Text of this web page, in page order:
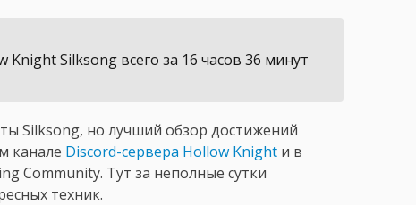
Silksong всего за 16 часов 36 минут
Silksong, но лучший обзор достижений
канале Discord-сервера Hollow Knight и в
Community. Тут за неполные сутки
техник.